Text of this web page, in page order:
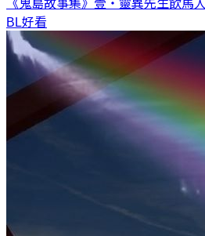
《鬼島故事集》壹・靈異先生飲馬人
BL好看